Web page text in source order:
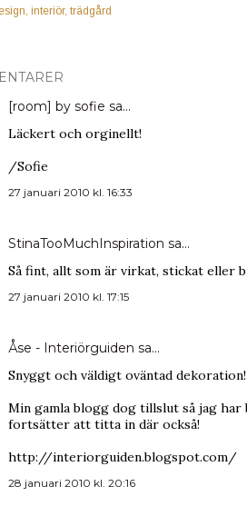
interiör trädgård
[room] by sofie sa…
Läckert och orginellt!
/Sofie
27 januari 2010 kl. 16:33
StinaTooMuchInspiration sa…
Så fint, allt som är virkat, stickat eller
27 januari 2010 kl. 17:15
Åse - Interiörguiden sa…
Snyggt och väldigt oväntad dekoration!
Min gamla blogg dog tillslut så jag
fortsätter att titta in där också!
http://interiorguiden.blogspot.com/
28 januari 2010 kl. 20:16